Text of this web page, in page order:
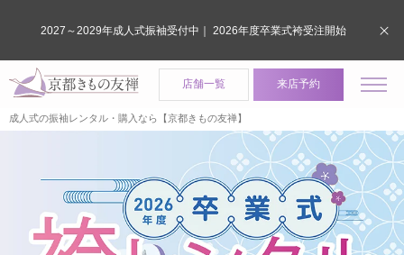
店舗一覧 来店予約
成人式の振袖レンタル・購入なら【京都きもの友禅】
2027～2029年成人式振袖受付中｜ 2026年度卒業式袴受注開始